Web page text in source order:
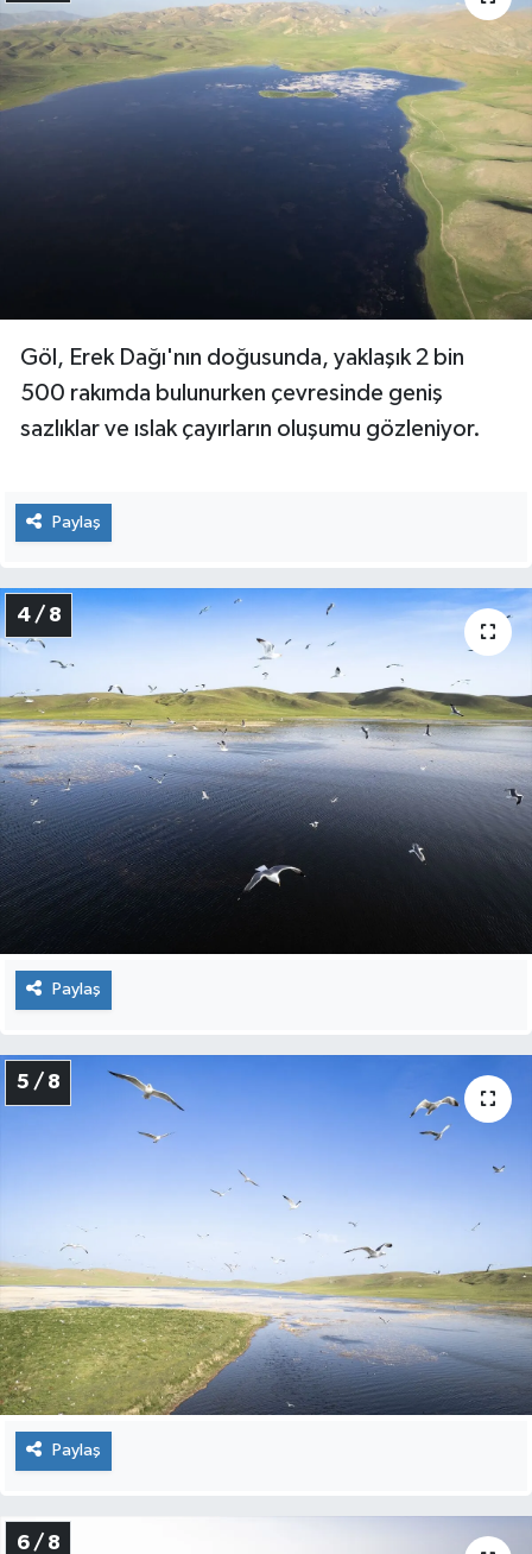
Göl, Erek Dağı'nın doğusunda, yaklaşık 2 bin
500 rakımda bulunurken çevresinde geniş
sazlıklar ve ıslak çayırların oluşumu gözleniyor.
Paylaş
4 / 8
Paylaş
5 / 8
Paylaş
6 / 8